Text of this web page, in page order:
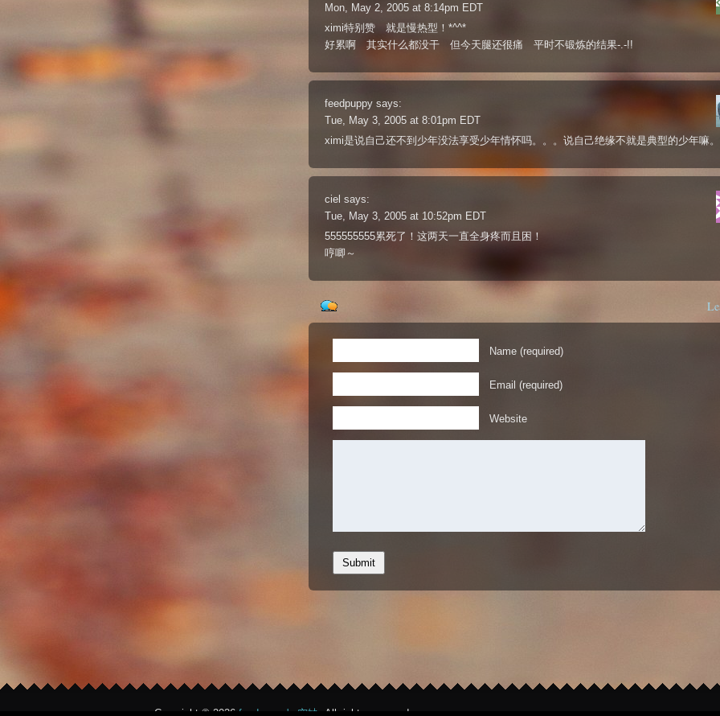
Mon, May 2, 2005 at 8:14pm EDT
ximi特别赞 就是慢热型！*^^*
好累啊 其实什么都没干 但今天腿还很痛 平时不锻炼的结果-.-!!
feedpuppy says:
Tue, May 3, 2005 at 8:01pm EDT
ximi是说自己还不到少年没法享受少年情怀吗。。。说自己绝缘不就是典型的少年嘛
ciel says:
Tue, May 3, 2005 at 10:52pm EDT
555555555累死了！这两天一直全身疼而且困！
哼唧～
Name (required)
Email (required)
Website
Copyright © 2026 feedpuppy's 空缺 . All rights reserved.